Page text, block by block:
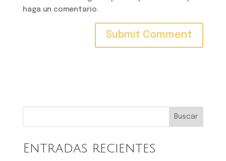
haga un comentario.
Buscar
Entradas recientes